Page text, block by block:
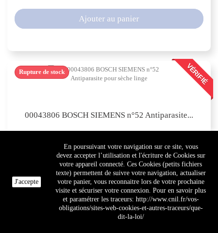
Ajouter au panier
VÉRIFIÉ
00043806 BOSCH SIEMENS n°52 Antiparasite...
18,20 €
Rupture de stock
Ajouter au panier
J'accepte
En poursuivant votre navigation sur ce site, vous
devez accepter l’utilisation et l'écriture de Cookies sur
votre appareil connecté. Ces Cookies (petits fichiers
texte) permettent de suivre votre navigation, actualiser
votre panier, vous reconnaitre lors de votre prochaine
visite et sécuriser votre connexion. Pour en savoir plus
et paramétrer les traceurs: http://www.cnil.fr/vos-
obligations/sites-web-cookies-et-autres-traceurs/que-
dit-la-loi/